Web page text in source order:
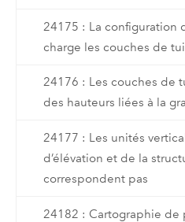
24175 : La configuration
charge les couches de
24176 : Les couches de
des hauteurs liées à la
24177 : Les unités
d’élévation et de la
correspondent pas
24182 : Cartographie de